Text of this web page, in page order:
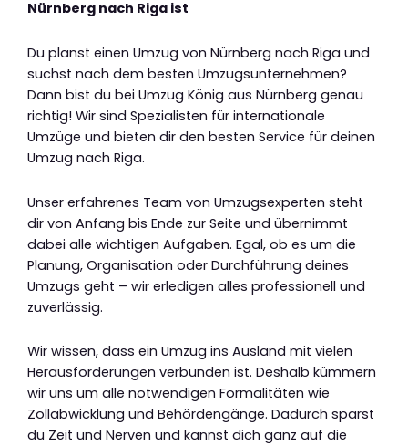
Nürnberg nach Riga ist
Du planst einen Umzug von Nürnberg nach Riga und
suchst nach dem besten Umzugsunternehmen?
Dann bist du bei Umzug König aus Nürnberg genau
richtig! Wir sind Spezialisten für internationale
Umzüge und bieten dir den besten Service für deinen
Umzug nach Riga.
Unser erfahrenes Team von Umzugsexperten steht
dir von Anfang bis Ende zur Seite und übernimmt
dabei alle wichtigen Aufgaben. Egal, ob es um die
Planung, Organisation oder Durchführung deines
Umzugs geht – wir erledigen alles professionell und
zuverlässig.
Wir wissen, dass ein Umzug ins Ausland mit vielen
Herausforderungen verbunden ist. Deshalb kümmern
wir uns um alle notwendigen Formalitäten wie
Zollabwicklung und Behördengänge. Dadurch sparst
du Zeit und Nerven und kannst dich ganz auf die